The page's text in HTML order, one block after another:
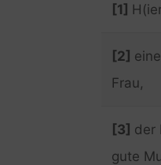
[1]
[2]
Frau,
[3] der
gute